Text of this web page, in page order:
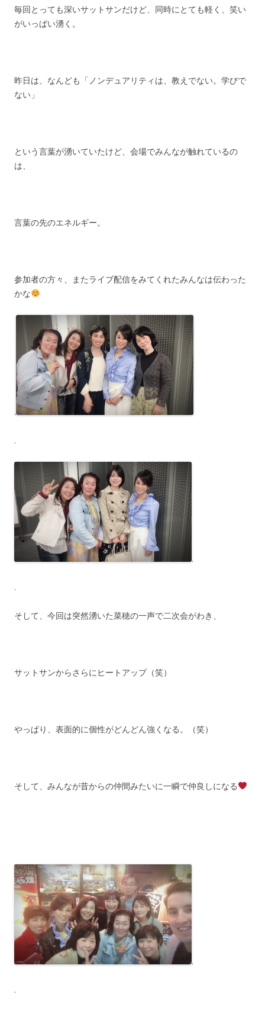
毎回とっても深いサットサンだけど、同時にとても軽く、笑い
がいっぱい湧く。
昨日は、なんども「ノンデュアリティは、教えでない。学びで
ない」
という言葉が湧いていたけど、会場でみんなが触れているの
は、
言葉の先のエネルギー。
参加者の方々、またライブ配信をみてくれたみんなは伝わった
かな
.
.
.
.
そして、今回は突然湧いた菜穂の一声で二次会がわき、
サットサンからさらにヒートアップ（笑）
やっぱり、表面的に個性がどんどん強くなる。（笑）
そして、みんなが昔からの仲間みたいに一瞬で仲良しになる
.
.